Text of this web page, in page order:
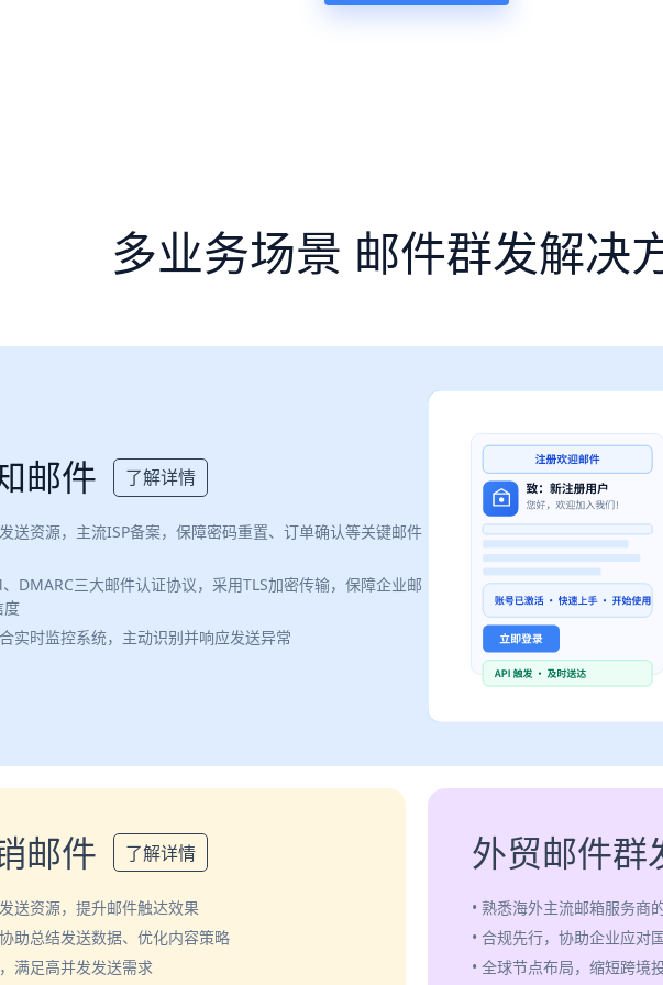
多业务场景 邮件群发解决
邮件 了解详情
送资源，主流ISP备案，保障密码重置、订单确认等关键邮件
DMARC三大邮件认证协议，采用TLS加密传输，保障企业邮
度
实时监控系统，主动识别并响应发送异常
邮件 了解详情
送资源，提升邮件触达效果
助总结发送数据、优化内容策略
满足高并发发送需求
外贸邮件群
• 熟悉海外主流邮箱服务商
• 合规先行，协助企业应对
• 全球节点布局，缩短跨境